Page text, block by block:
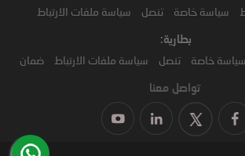
سياسة خاصة تنصل سياسة ملفات الارتباط
بطارية:
سياسة خاصة تنصل سياسة ملفات الارتباط ضمان
تواصل معنا